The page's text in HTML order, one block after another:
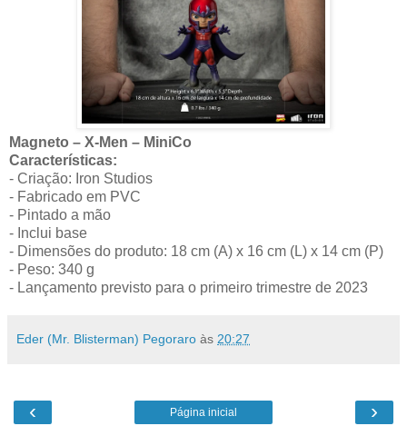
Magneto – X-Men – MiniCo
Características:
- Criação: Iron Studios
- Fabricado em PVC
- Pintado a mão
- Inclui base
- Dimensões do produto: 18 cm (A) x 16 cm (L) x 14 cm (P)
- Peso: 340 g
- Lançamento previsto para o primeiro trimestre de 2023
Eder (Mr. Blisterman) Pegoraro às 20:27
‹ ›
Página inicial